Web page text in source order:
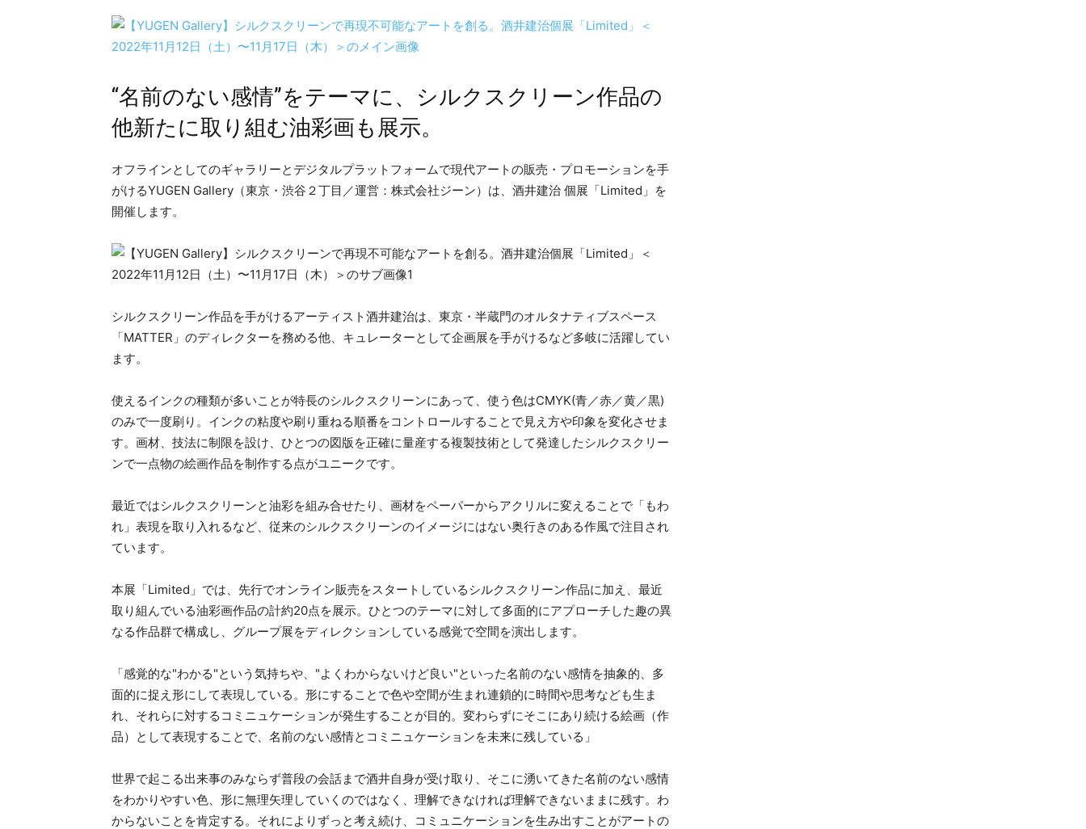
“名前のない感情”をテーマに、シルクスクリーン作品の
他新たに取り組む油彩画も展示。
オフラインとしてのギャラリーとデジタルプラットフォームで現代アートの販売・プロモーションを手
がけるYUGEN Gallery（東京・渋谷２丁目／運営：株式会社ジーン）は、酒井建治 個展「Limited」を
開催します。
シルクスクリーン作品を手がけるアーティスト酒井建治は、東京・半蔵門のオルタナティブスペース
「MATTER」のディレクターを務める他、キュレーターとして企画展を手がけるなど多岐に活躍してい
ます。
使えるインクの種類が多いことが特長のシルクスクリーンにあって、使う色はCMYK(青／赤／黄／黒)
のみで一度刷り。インクの粘度や刷り重ねる順番をコントロールすることで見え方や印象を変化させま
す。画材、技法に制限を設け、ひとつの図版を正確に量産する複製技術として発達したシルクスクリー
ンで一点物の絵画作品を制作する点がユニークです。
最近ではシルクスクリーンと油彩を組み合せたり、画材をペーパーからアクリルに変えることで「もわ
れ」表現を取り入れるなど、従来のシルクスクリーンのイメージにはない奥行きのある作風で注目され
ています。
本展「Limited」では、先行でオンライン販売をスタートしているシルクスクリーン作品に加え、最近
取り組んでいる油彩画作品の計約20点を展示。ひとつのテーマに対して多面的にアプローチした趣の異
なる作品群で構成し、グループ展をディレクションしている感覚で空間を演出します。
「感覚的な"わかる"という気持ちや、"よくわからないけど良い"といった名前のない感情を抽象的、多
面的に捉え形にして表現している。形にすることで色や空間が生まれ連鎖的に時間や思考なども生ま
れ、それらに対するコミニュケーションが発生することが目的。変わらずにそこにあり続ける絵画（作
品）として表現することで、名前のない感情とコミニュケーションを未来に残している」
世界で起こる出来事のみならず普段の会話まで酒井自身が受け取り、そこに湧いてきた名前のない感情
をわかりやすい色、形に無理矢理していくのではなく、理解できなければ理解できないままに残す。わ
からないことを肯定する。それによりずっと考え続け、コミュニケーションを生み出すことがアートの